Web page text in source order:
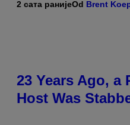
2 сата ранијеOd Brent
23 Years Ago, a
Host Was